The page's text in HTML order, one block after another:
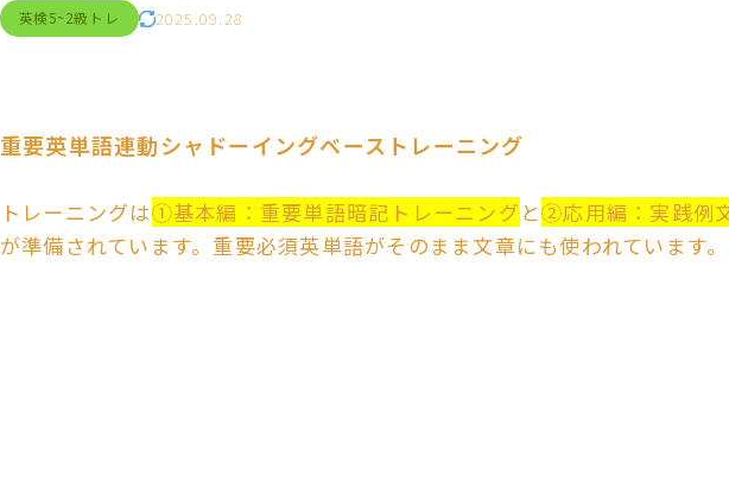
2025.09.28
英検5~2級トレ
重要英単語連動シャドーイングベーストレーニング
トレーニングは①基本編：重要単語暗記トレーニング と②応用編：実践例
が準備されています。重要必須英単語がそのまま文章にも使われています。